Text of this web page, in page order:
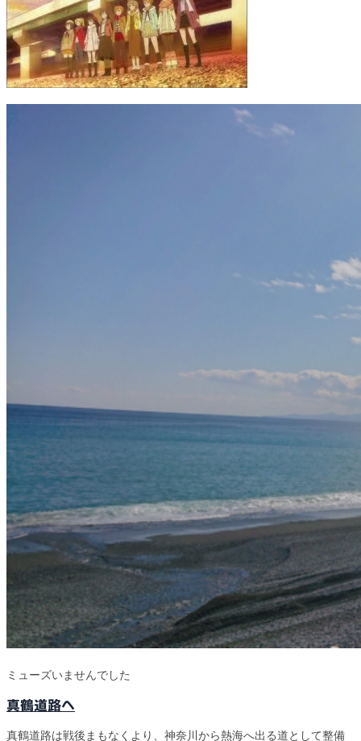
ミューズいませんでした
真鶴道路へ
真鶴道路は戦後まもなくより、神奈川から熱海へ出る道として整備